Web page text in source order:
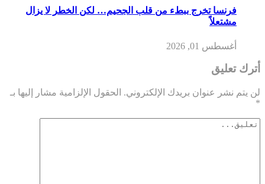
فرنسا تخرج ببطء من قلب الجحيم… لكن الخطر لا يزال
مشتعلاً
أغسطس 01, 2026
أترك تعليق
لن يتم نشر عنوان بريدك الإلكتروني. الحقول الإلزامية مشار إليها بـ
*